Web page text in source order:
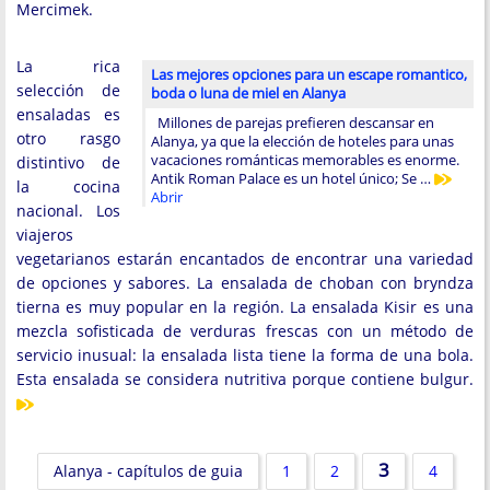
Mercimek.
Las mejores opciones para un escape romantico,
boda o luna de miel en Alanya
Millones de parejas prefieren descansar en
Alanya, ya que la elección de hoteles para unas
vacaciones románticas memorables es enorme.
Antik Roman Palace es un hotel único; Se …
Abrir
La rica
selección de
ensaladas es
otro rasgo
distintivo de
la cocina
nacional. Los
viajeros
vegetarianos estarán encantados de encontrar una variedad
de opciones y sabores. La ensalada de choban con bryndza
tierna es muy popular en la región. La ensalada Kisir es una
mezcla sofisticada de verduras frescas con un método de
servicio inusual: la ensalada lista tiene la forma de una bola.
Esta ensalada se considera nutritiva porque contiene bulgur.
Alanya - capítulos de guia 1 2 3 4